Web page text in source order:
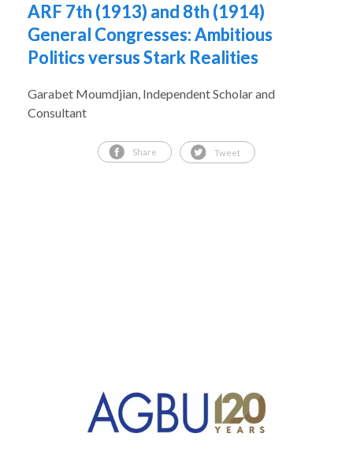
ARF 7th (1913) and 8th (1914)
General Congresses: Ambitious
Politics versus Stark Realities
Garabet Moumdjian, Independent Scholar and
Consultant
Share Tweet